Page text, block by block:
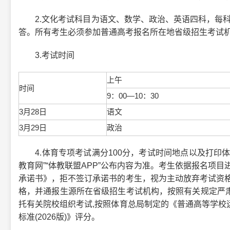
2.文化考试科目为语文、数学、政治、英语四科，每
答。所有考生必须参加普通高考报名所在地省级招生考试
3.考试时间
时间
上午
9：00—10：30
3月28日
语文
3月29日
政治
4.体育专项考试满分100分，考试时间地点以及打印体
教育网”“体教联盟APP”公布内容为准。考生依据报名项
承诺书》，拒不签订承诺书的考生，视为主动放弃考试
格，并通报生源所在省级招生考试机构，按照有关规定
托有关院校组织考试,按照体育总局制定的《普通高等学
标准(2026版)》评分。